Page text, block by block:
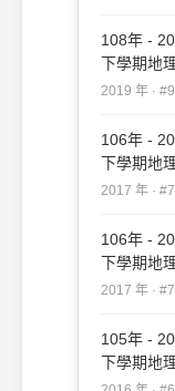
108年 -
下學期地
#91869
2019 年 ·
106年 -
下學期地
#75352
2017 年 ·
106年 -
下學期地
#74846
2017 年 ·
105年 -
下學期地
#67454